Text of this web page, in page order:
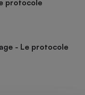
protocole
- Le protocole